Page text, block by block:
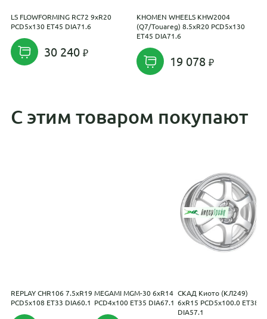
LS FLOWFORMING RC72 9xR20
PCD5x130 ET45 DIA71.6
30 240
KHOMEN WHEELS KHW2004
(Q7/Touareg) 8.5xR20 PCD5x130
ET45 DIA71.6
19 078
С этим товаром покупают
REPLAY CHR106 7.5xR19
PCD5x108 ET33 DIA60.1
MEGAMI MGM-30 6xR14
PCD4x100 ET35 DIA67.1
СКАД Киото (КЛ249)
6xR15 PCD5x100.0 ET38
DIA57.1